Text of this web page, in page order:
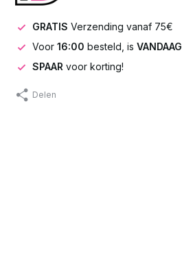
GRATIS Verzending vanaf 75€
Voor 16:00 besteld, is VANDAAG
SPAAR voor korting!
Delen